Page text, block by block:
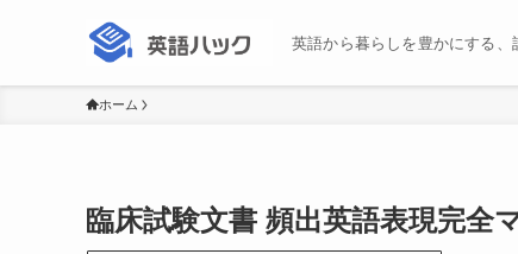
英語から暮らしを豊かにする
ホーム
臨床試験文書 頻出英語表現完全